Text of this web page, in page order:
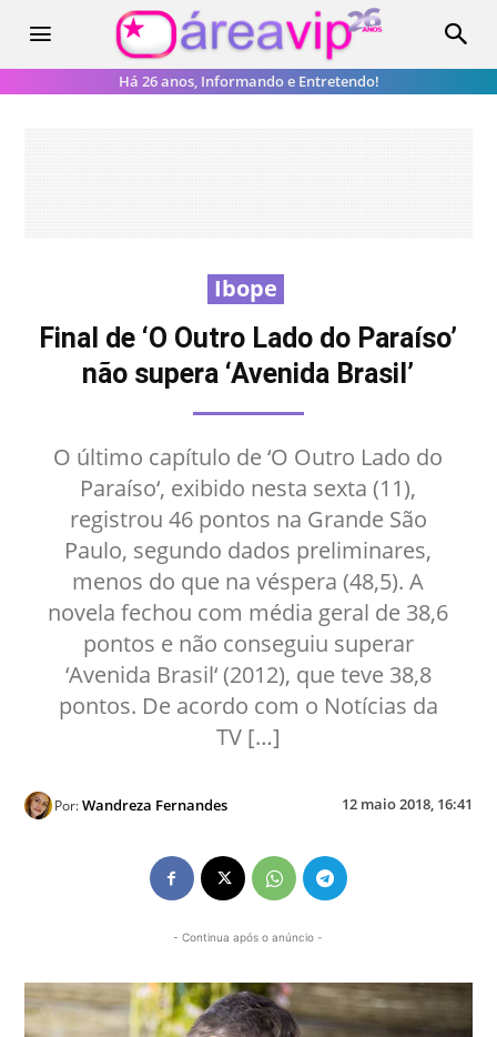
Há 26 anos, Informando e Entretendo!
Ibope
Final de ‘O Outro Lado do Paraíso’
não supera ‘Avenida Brasil’
O último capítulo de ‘O Outro Lado do
Paraíso‘, exibido nesta sexta (11),
registrou 46 pontos na Grande São
Paulo, segundo dados preliminares,
menos do que na véspera (48,5). A
novela fechou com média geral de 38,6
pontos e não conseguiu superar
‘Avenida Brasil‘ (2012), que teve 38,8
pontos. De acordo com o Notícias da
TV […]
Por:Wandreza Fernandes 12 maio 2018, 16:41
- Continua após o anúncio -